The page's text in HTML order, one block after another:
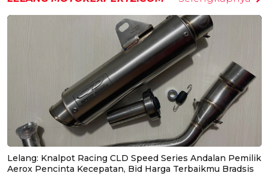
Lelang: Knalpot Racing CLD Speed Series Andalan Pemilik
Aerox Pencinta Kecepatan, Bid Harga Terbaikmu Bradsis